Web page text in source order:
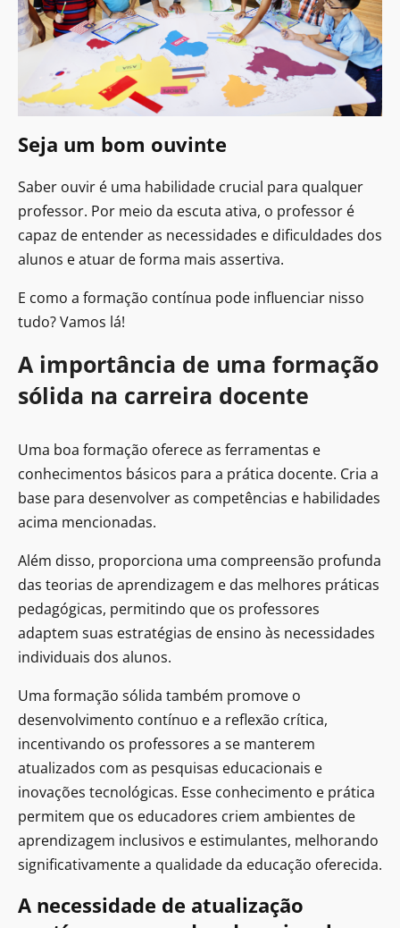
Seja um bom ouvinte
Saber ouvir é uma habilidade crucial para qualquer
professor. Por meio da escuta ativa, o professor é
capaz de entender as necessidades e dificuldades dos
alunos e atuar de forma mais assertiva.
E como a formação contínua pode influenciar nisso
tudo? Vamos lá!
A importância de uma formação
sólida na carreira docente
Uma boa formação oferece as ferramentas e
conhecimentos básicos para a prática docente. Cria a
base para desenvolver as competências e habilidades
acima mencionadas.
Além disso, proporciona uma compreensão profunda
das teorias de aprendizagem e das melhores práticas
pedagógicas, permitindo que os professores
adaptem suas estratégias de ensino às necessidades
individuais dos alunos.
Uma formação sólida também promove o
desenvolvimento contínuo e a reflexão crítica,
incentivando os professores a se manterem
atualizados com as pesquisas educacionais e
inovações tecnológicas. Esse conhecimento e prática
permitem que os educadores criem ambientes de
aprendizagem inclusivos e estimulantes, melhorando
significativamente a qualidade da educação oferecida.
A necessidade de atualização